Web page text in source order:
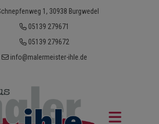
1, 30938 Burgwedel
05139 279671
05139 279672
info@malermeister-ihle.de